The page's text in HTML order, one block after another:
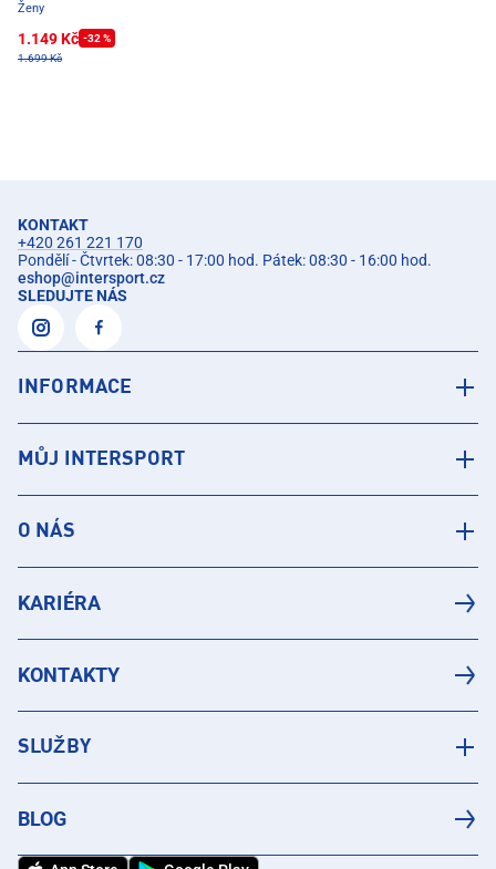
Ženy
1.149 Kč -32 %
1.699 Kč
KONTAKT
+420 261 221 170
Pondělí - Čtvrtek: 08:30 - 17:00 hod. Pátek: 08:30 - 16:00 hod.
eshop@intersport.cz
SLEDUJTE NÁS
INFORMACE
MŮJ INTERSPORT
O NÁS
KARIÉRA
KONTAKTY
SLUŽBY
BLOG